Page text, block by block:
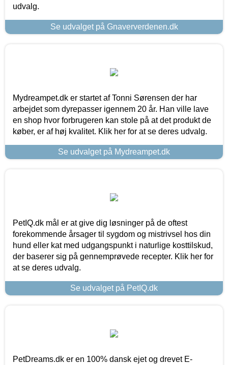
udvalg.
Se udvalget på Gnaververdenen.dk
Mydreampet.dk er startet af Tonni Sørensen der har
arbejdet som dyrepasser igennem 20 år. Han ville lave
en shop hvor forbrugeren kan stole på at det produkt de
køber, er af høj kvalitet. Klik her for at se deres udvalg.
Se udvalget på Mydreampet.dk
PetIQ.dk mål er at give dig løsninger på de oftest
forekommende årsager til sygdom og mistrivsel hos din
hund eller kat med udgangspunkt i naturlige kosttilskud,
der baserer sig på gennemprøvede recepter. Klik her for
at se deres udvalg.
Se udvalget på PetIQ.dk
PetDreams.dk er en 100% dansk ejet og drevet E-